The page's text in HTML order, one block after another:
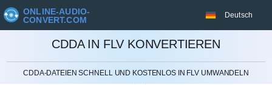
ONLINE-AUDIO-
CONVERT.COM
Deutsch
CDDA IN FLV KONVERTIEREN
CDDA-DATEIEN SCHNELL UND KOSTENLOS IN FLV UMWANDELN
STORNIEREN